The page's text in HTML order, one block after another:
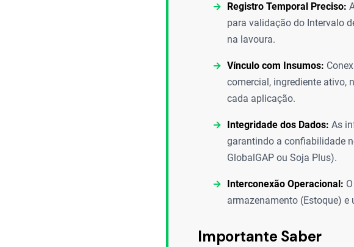
Registro Temporal Preciso:
para validação do Intervalo
na lavoura.
Vínculo com Insumos:
comercial, ingrediente ativo,
cada aplicação.
Integridade dos Dados: As
garantindo a confiabilidade
GlobalGAP ou Soja Plus).
Interconexão Operacional:
armazenamento (Estoque)
Importante Saber